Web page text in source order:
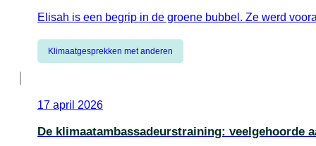
Elisah is een begrip in de groene bubbel. Ze werd
Meer info
Klimaatgesprekken met anderen
17 april 2026
De klimaatambassadeurstraining: veelgehoorde